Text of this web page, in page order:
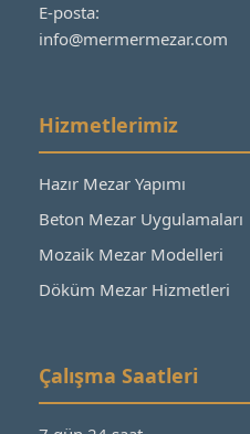
E-posta:
info@mermermezar.com
Hizmetlerimiz
Hazır Mezar Yapımı
Beton Mezar Uygulamaları
Mozaik Mezar Modelleri
Döküm Mezar Hizmetleri
Çalışma Saatleri